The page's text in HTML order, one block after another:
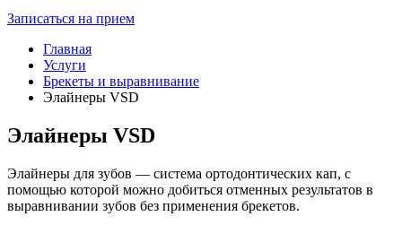
Записаться на прием
Главная
Услуги
Брекеты и выравнивание
Элайнеры VSD
Элайнеры VSD
Элайнеры для зубов — система ортодонтических кап, с
помощью которой можно добиться отменных результатов в
выравнивании зубов без применения брекетов.